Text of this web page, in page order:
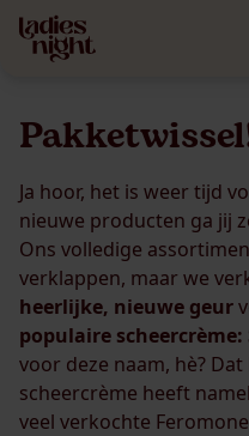
Ja hoor, het is weer tijd
nieuwe producten ga jij
Ons volledige
verklappen, maar we
heerlijke, nieuwe geur
populaire scheercrème:
voor deze naam, hè?
scheercrème heeft
veel verkochte